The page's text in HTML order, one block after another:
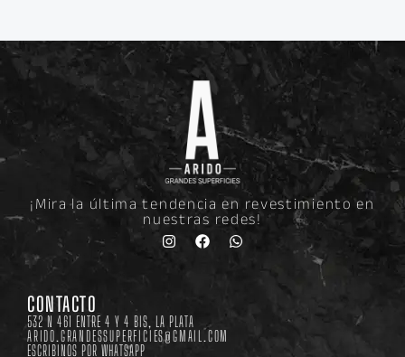
¡Mira la última tendencia en revestimiento en
nuestras redes!
Instagram
FacebookWhatsapp
CONTACTO
532 N 461 ENTRE 4 Y 4 BIS, LA PLATA
ARIDO.GRANDESSUPERFICIES@GMAIL.COM
ESCRIBINOS POR WHATSAPP